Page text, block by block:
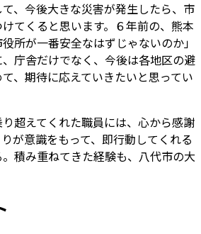
、今後大きな災害が発生したら、市
てくると思います。６年前の、熊本
所が一番安全なはずじゃないのか」
庁舎だけでなく、今後は各地区の避
、期待に応えていきたいと思ってい
超えてくれた職員には、心から感謝
が意識をもって、即行動してくれる
積み重ねてきた経験も、八代市の大